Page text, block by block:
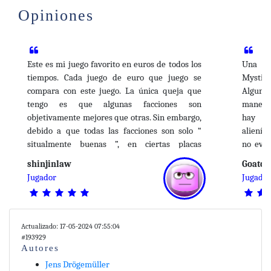
De tablerum.com
De distritozero.es
Gaia Project
De eldadonegro.com
59.45€
Gaia Project
De www.boardgamehype.shop
59.43€ Agotado
De santuariogames.com
Agotado
Gaia Project
De www.shuriken64.com
Agotado
Gaia Project
De mathom.es
Opiniones
Este es mi juego favorito en euros de todos los
tiempos. Cada juego de euro que juego se
compara con este juego. La única queja que
tengo es que algunas facciones son
objetivamente mejores que otras. Sin embargo,
debido a que todas las facciones son solo “
situalmente buenas ”, en ciertas placas
establecidas, la peor facción objetivamente
puede ser subjetivamente la mejor
dependiendo de la configuración, lo cual
agradezco.
Este juego recompensa a los jugadores por
planificar a fondo y tiene un alto límite de
habilidad. Para hacerlo bien, DEBE diseñar un
plan de juego completo incluso antes de elegir
shinjinlaw
Jugador
Una
hay
no
modo
Jugador
Actualizado: 17-05-2024 07:55:04
#193929
Autores
Jens Drögemüller